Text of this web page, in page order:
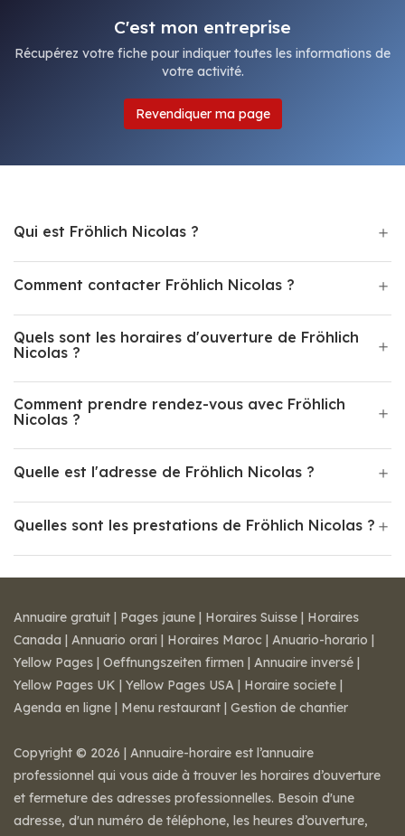
C'est mon entreprise
Récupérez votre fiche pour indiquer toutes les informations de
votre activité.
Revendiquer ma page
Qui est Fröhlich Nicolas ?
Comment contacter Fröhlich Nicolas ?
Quels sont les horaires d'ouverture de Fröhlich
Nicolas ?
Comment prendre rendez-vous avec Fröhlich
Nicolas ?
Quelle est l'adresse de Fröhlich Nicolas ?
Quelles sont les prestations de Fröhlich Nicolas ?
Annuaire gratuit | Pages jaune | Horaires Suisse | Horaires
Canada | Annuario orari | Horaires Maroc | Anuario-horario |
Yellow Pages | Oeffnungszeiten firmen | Annuaire inversé |
Yellow Pages UK | Yellow Pages USA | Horaire societe |
Agenda en ligne | Menu restaurant | Gestion de chantier
Copyright © 2026 | Annuaire-horaire est l’annuaire
professionnel qui vous aide à trouver les horaires d’ouverture
et fermeture des adresses professionnelles. Besoin d'une
adresse, d'un numéro de téléphone, les heures d’ouverture,